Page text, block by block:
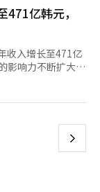
此外，在线上将
文化与生活区域
行业正在迅速从单
为中心的竞争。尤
像和短视频内容
该公司希望通过粉
短视频内容传播
SNS和视频平台
产生协同效应。
在则将运营范围
育
丝社区、短视频
本身以及围绕运动
容成为核心竞争
内容制作等。
内容的方式，扩大
优势。分析认
验应用于职业体
亿韩元，
收入增长至471亿
影响力不断扩大。
，积极拓展盈利
长1432.9%。同
有所改善。
下